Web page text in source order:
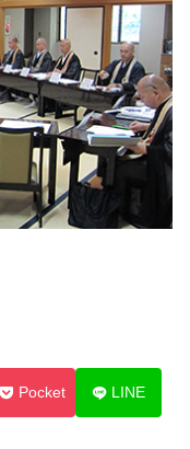
Pocket LINE